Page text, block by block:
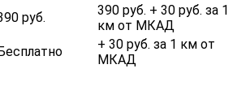
руб.
390 руб. + 30 руб. за 1
км от МКАД
+ 30 руб. за 1 км от
МКАД